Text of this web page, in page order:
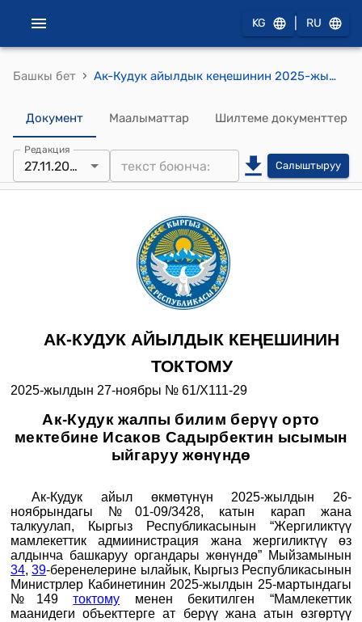
KG RU
Башкы бет › Ак-Кудук айылдык кеңешинин 2025-жылдын 27-ноябры № 61/Х111-29 "Ак-Кудук жалпы билим берүү орто мектебине Исаков Садырбектин ысымын ыйгаруу жөнүндө" токтому
Документ Маалыматтар Шилтеме документтер
Редакция
27.11.2025 Салыштыруу